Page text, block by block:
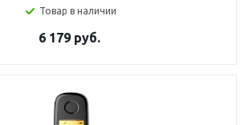
Товар в наличии
6 179 руб.